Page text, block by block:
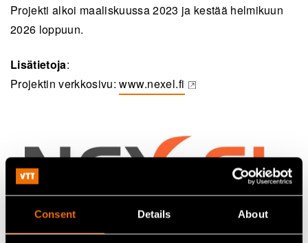
Consent Details About
Projekti alkoi maaliskuussa 2023 ja kestää helmikuun
2026 loppuun.
Lisätietoja:
Projektin verkkosivu:www.nexel.fi
(opens in a new tab)